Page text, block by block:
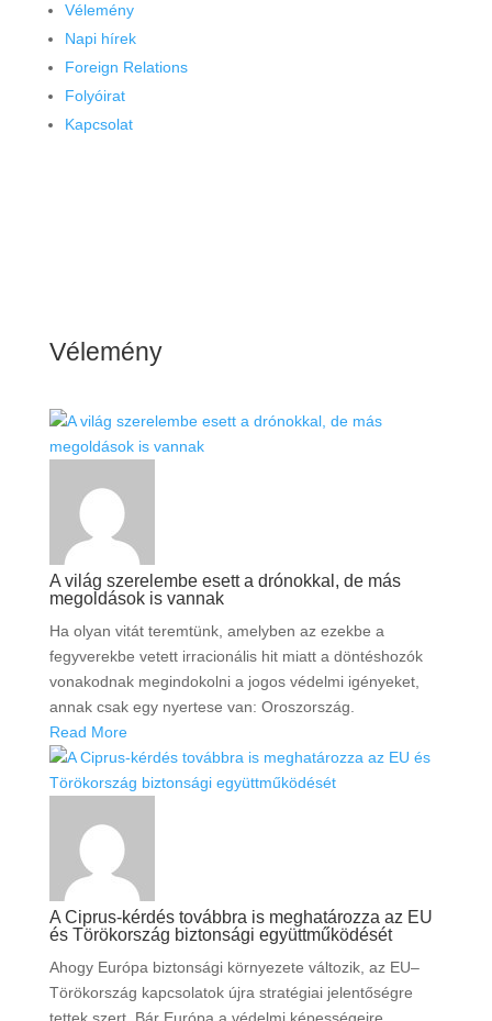
Vélemény
Napi hírek
Foreign Relations
Folyóirat
Kapcsolat
Vélemény
A világ szerelembe esett a drónokkal, de más
megoldások is vannak
Ha olyan vitát teremtünk, amelyben az ezekbe a
fegyverekbe vetett irracionális hit miatt a döntéshozók
vonakodnak megindokolni a jogos védelmi igényeket,
annak csak egy nyertese van: Oroszország.
Read More
A Ciprus-kérdés továbbra is meghatározza az EU
és Törökország biztonsági együttműködését
Ahogy Európa biztonsági környezete változik, az EU–
Törökország kapcsolatok újra stratégiai jelentőségre